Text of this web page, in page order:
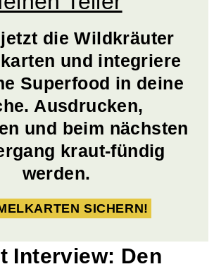
die Wildkräuter
und integriere
Superfood in deine
Ausdrucken,
und beim nächsten
kraut-fündig
werden.
SICHERN!
Interview: Den